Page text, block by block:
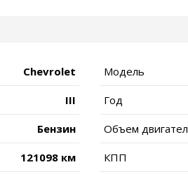
Chevrolet Модель
III Год
Бензин
121098 км КПП